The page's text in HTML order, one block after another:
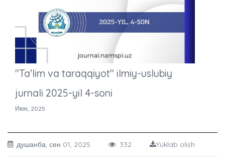
"Ta'lim va taraqqiyot" ilmiy-uslubiy
jurnali 2025-yil 4-soni
Июн, 2025
душанба, сен 01, 2025 332 Yuklab olish